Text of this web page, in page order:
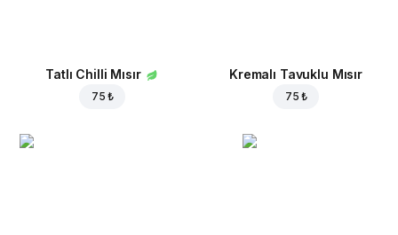
Tatlı Chilli Mısır
75 ₺
Kremalı Tavuklu Mısır
75 ₺